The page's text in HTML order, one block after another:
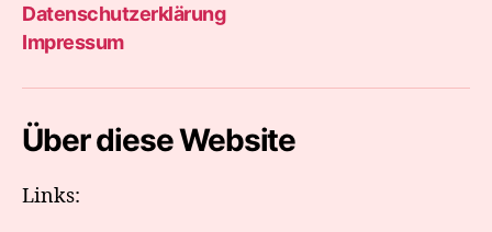
Datenschutzerklärung
Impressum
Über diese Website
Links: